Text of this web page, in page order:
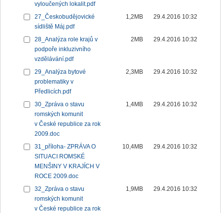
vyloučených lokalit.pdf
27_Českobudějovické
sídliště Máj.pdf
1,2MB 29.4.2016 10:32
28_Analýza role krajů v
podpoře inkluzivního
vzdělávání.pdf
2MB 29.4.2016 10:32
29_Analýza bytové
problematiky v
Předlicích.pdf
2,3MB 29.4.2016 10:32
30_Zpráva o stavu
romských komunit
v České republice za rok
2009.doc
1,4MB 29.4.2016 10:32
31_příloha- ZPRÁVA O
SITUACI ROMSKÉ
MENŠINY V KRAJÍCH V
ROCE 2009.doc
10,4MB 29.4.2016 10:32
32_Zpráva o stavu
romských komunit
v České republice za rok
1,9MB 29.4.2016 10:32